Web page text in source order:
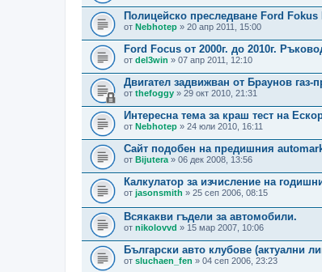
Полицейско преследване Ford Fokus
от Nebhotep » 20 апр 2011, 15:00
Ford Focus от 2000г. до 2010г.
от del3win » 07 апр 2011, 12:10
Двигател задвижван от Браунов газ-
от thefoggy » 29 окт 2010, 21:31
Интересна тема за краш тест на
от Nebhotep » 24 юли 2010, 16:11
Сайт подобен на предишния
от Bijutera» 06 дек 2008, 13:56
Калкулатор за изчисление на
от jasonsmith » 25 сеп 2006, 08:15
Всякакви гъдели за автомобили.
от nikolovvd » 15 мар 2007, 10:06
Български авто клубове (актуални
от sluchaen_fen » 04 сеп 2006, 23:23